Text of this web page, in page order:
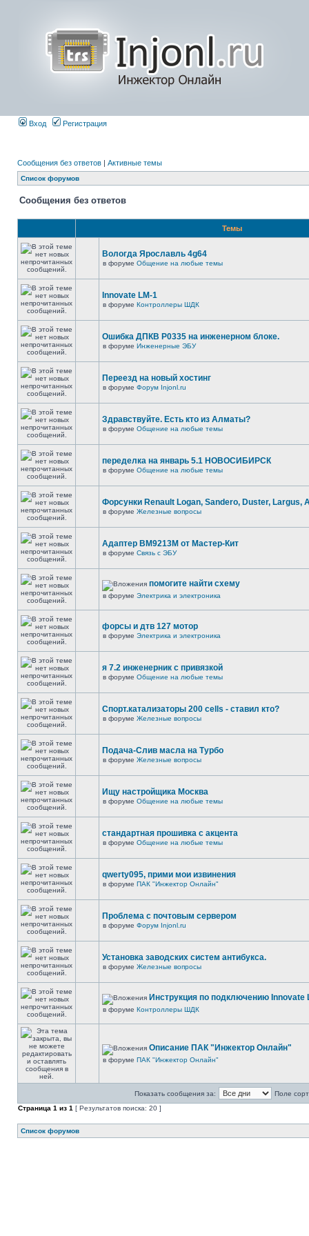
Вход Регистрация
Сообщения без ответов | Активные темы
Список форумов
Сообщения без ответов
Темы
Вологда Ярославль 4g64
в форуме Общение на любые темы
Innovate LM-1
в форуме Контроллеры ШДК
Ошибка ДПКВ Р0335 на инженерном блоке.
в форуме Инженерные ЭБУ
Переезд на новый хостинг
в форуме Форум Injonl.ru
Здравствуйте. Есть кто из Алматы?
в форуме Общение на любые темы
переделка на январь 5.1 НОВОСИБИРСК
в форуме Общение на любые темы
Форсунки Renault Logan, Sandero, Duster, Largus,
в форуме Железные вопросы
Адаптер BM9213M от Мастер-Кит
в форуме Связь с ЭБУ
помогите найти схему
в форуме Электрика и электроника
форсы и дтв 127 мотор
в форуме Электрика и электроника
я 7.2 инженерник с привязкой
в форуме Общение на любые темы
Спорт.катализаторы 200 cells - ставил кто?
в форуме Железные вопросы
Подача-Слив масла на Турбо
в форуме Железные вопросы
Ищу настройщика Москва
в форуме Общение на любые темы
стандартная прошивка с акцента
в форуме Общение на любые темы
qwerty095, прими мои извинения
в форуме ПАК "Инжектор Онлайн"
Проблема с почтовым сервером
в форуме Форум Injonl.ru
Установка заводских систем антибукса.
в форуме Железные вопросы
Инструкция по подключению Innovate
в форуме Контроллеры ШДК
Описание ПАК "Инжектор Онлайн"
в форуме ПАК "Инжектор Онлайн"
Показать сообщения за:
Поле
Страница 1 из 1 [ Результатов поиска: 20 ]
Список форумов